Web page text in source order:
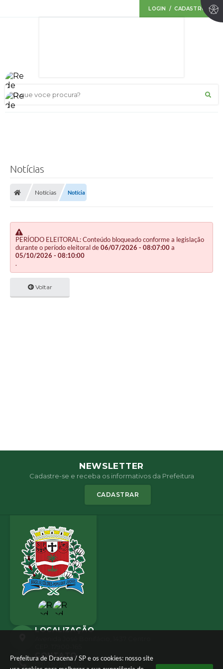
Prefeitura de Dracena / SP e os cookies: nosso site
LOGIN / CADASTRO
O que voce procura?
Notícias
Notícias Notícia
PERÍODO ELEITORAL: Conteúdo bloqueado conforme a legislação
durante o período eleitoral de06/07/2026 - 08:07:00a
05/10/2026 - 08:10:00
.
Voltar
NEWSLETTER
Cadastre-se e receba os informativos da Prefeitura
CADASTRAR
LOCALIZAÇÃO
CONTATO